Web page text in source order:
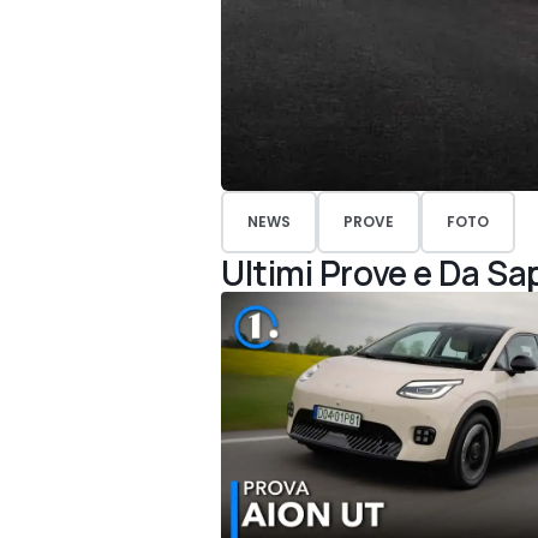
NEWS PROVE FOTO
Ultimi Prove e Da